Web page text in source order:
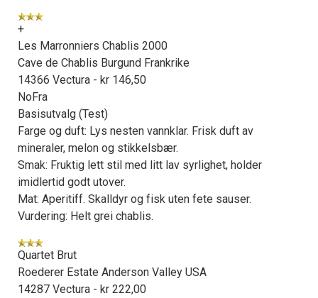
+
Les Marronniers Chablis 2000
Cave de Chablis Burgund Frankrike
14366 Vectura - kr 146,50
NoFra
Basisutvalg (Test)
Farge og duft: Lys nesten vannklar. Frisk duft av
mineraler, melon og stikkelsbær.
Smak: Fruktig lett stil med litt lav syrlighet, holder
imidlertid godt utover.
Mat: Aperitiff. Skalldyr og fisk uten fete sauser.
Vurdering: Helt grei chablis.
Quartet Brut
Roederer Estate Anderson Valley USA
14287 Vectura - kr 222,00